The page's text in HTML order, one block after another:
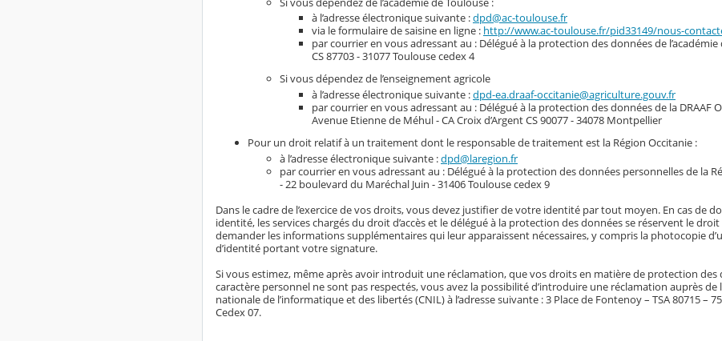
à l’adresse électronique suivante :dpd@ac-toulouse.fr
via le formulaire de saisine en ligne : http://www.ac-toulouse.fr/pid33149/nous-
par courrier en vous adressant au : Délégué à la protection des données de l’académie
CS 87703 - 31077 Toulouse cedex 4
Si vous dépendez de l’enseignement agricole
à l’adresse électronique suivante :dpd-ea.draaf-occitanie@agriculture.gouv.fr
par courrier en vous adressant au : Délégué à la protection des données de la DRAAF
Avenue Etienne de Méhul - CA Croix d’Argent CS 90077 - 34078 Montpellier
Pour un droit relatif à un traitement dont le responsable de traitement est la Région Occitanie :
à l’adresse électronique suivante :dpd@laregion.fr
par courrier en vous adressant au : Délégué à la protection des données personnelles de la
- 22 boulevard du Maréchal Juin - 31406 Toulouse cedex 9
Dans le cadre de l’exercice de vos droits, vous devez justifier de votre identité par tout moyen. En cas de
identité, les services chargés du droit d’accès et le délégué à la protection des données se réservent le
demander les informations supplémentaires qui leur apparaissent nécessaires, y compris la photocopie
d’identité portant votre signature.
Si vous estimez, même après avoir introduit une réclamation, que vos droits en matière de protection des
caractère personnel ne sont pas respectés, vous avez la possibilité d’introduire une réclamation auprès de
nationale de l’informatique et des libertés (CNIL) à l’adresse suivante : 3 Place de Fontenoy – TSA 80715 –
Cedex 07.